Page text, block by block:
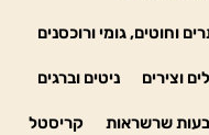
וחוטים, גומי ורוכסנים
וצירים ניטים וברגים
שרשראות קריסטל